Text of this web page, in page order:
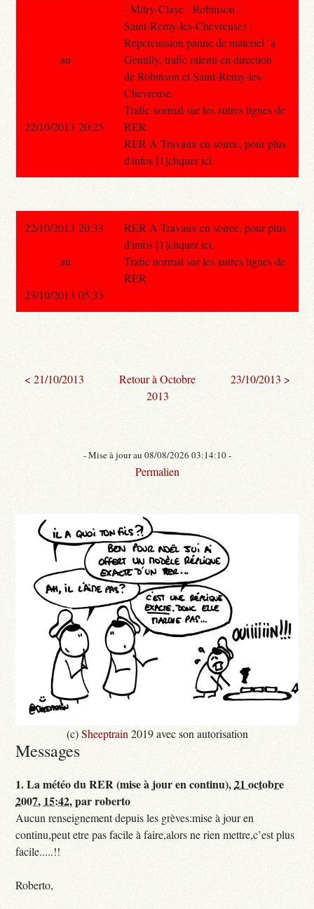
- Mitry-Claye - Robinson -
Saint-Remy-les-Chevreuse) :
Repercussion panne de materiel `a
Gentilly, trafic ralenti en direction
de Robinson et Saint-Remy-les-
Chevreuse.
Trafic normal sur les autres lignes de
RER.
RER A Travaux en soiree, pour plus
d'infos [1]cliquer ici.
au
22/10/2013 20:25
22/10/2013 20:33
RER A Travaux en soiree, pour plus
d'infos [1]cliquer ici.
Trafic normal sur les autres lignes de
RER.
au
23/10/2013 05:33
< 21/10/2013
Retour à Octobre
2013
23/10/2013 >
- Mise à jour au 08/08/2026 03:14:10 -
Permalien
(c)Sheeptrain 2019 avec son autorisation
Messages
1.La météo du RER (mise à jour en continu),21 octobre
2007, 15:42,parroberto
Aucun renseignement depuis les grèves:mise à jour en
continu,peut etre pas facile à faire,alors ne rien mettre,c’est plus
facile.....!!
Roberto,